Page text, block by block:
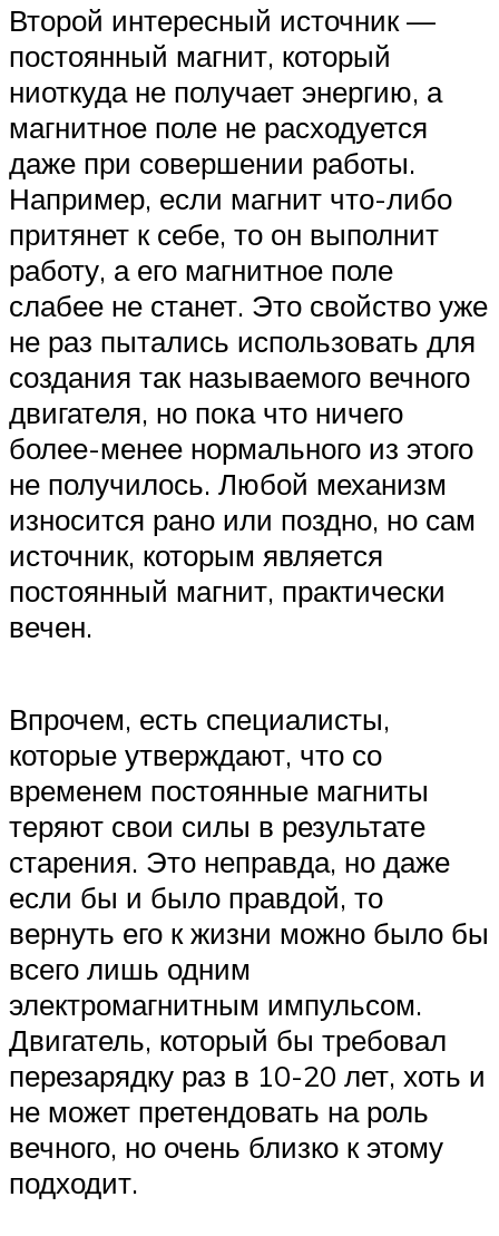
Второй интересный источник —
постоянный магнит, который
ниоткуда не получает энергию, а
магнитное поле не расходуется
даже при совершении работы.
Например, если магнит что-либо
притянет к себе, то он выполнит
работу, а его магнитное поле
слабее не станет. Это свойство уже
не раз пытались использовать для
создания так называемого вечного
двигателя, но пока что ничего
более-менее нормального из этого
не получилось. Любой механизм
износится рано или поздно, но сам
источник, которым является
постоянный магнит, практически
вечен.
Впрочем, есть специалисты,
которые утверждают, что со
временем постоянные магниты
теряют свои силы в результате
старения. Это неправда, но даже
если бы и было правдой, то
вернуть его к жизни можно было бы
всего лишь одним
электромагнитным импульсом.
Двигатель, который бы требовал
перезарядку раз в 10-20 лет, хоть и
не может претендовать на роль
вечного, но очень близко к этому
подходит.